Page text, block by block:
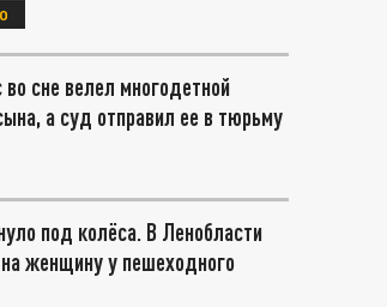
во сне велел многодетной
а суд отправил ее в тюрьму
под колёса. В Ленобласти
на женщину у пешеходного